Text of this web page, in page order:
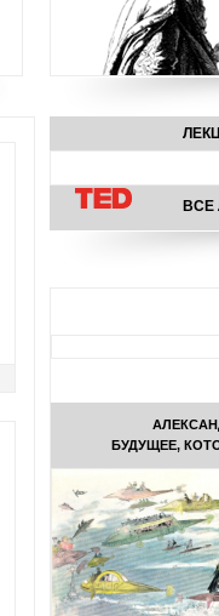
ВСЕ
БУДУЩЕЕ,